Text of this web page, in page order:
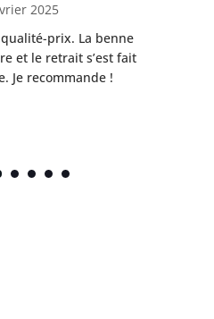
2025
prix. La benne
et le retrait s’est fait
Je recommande !